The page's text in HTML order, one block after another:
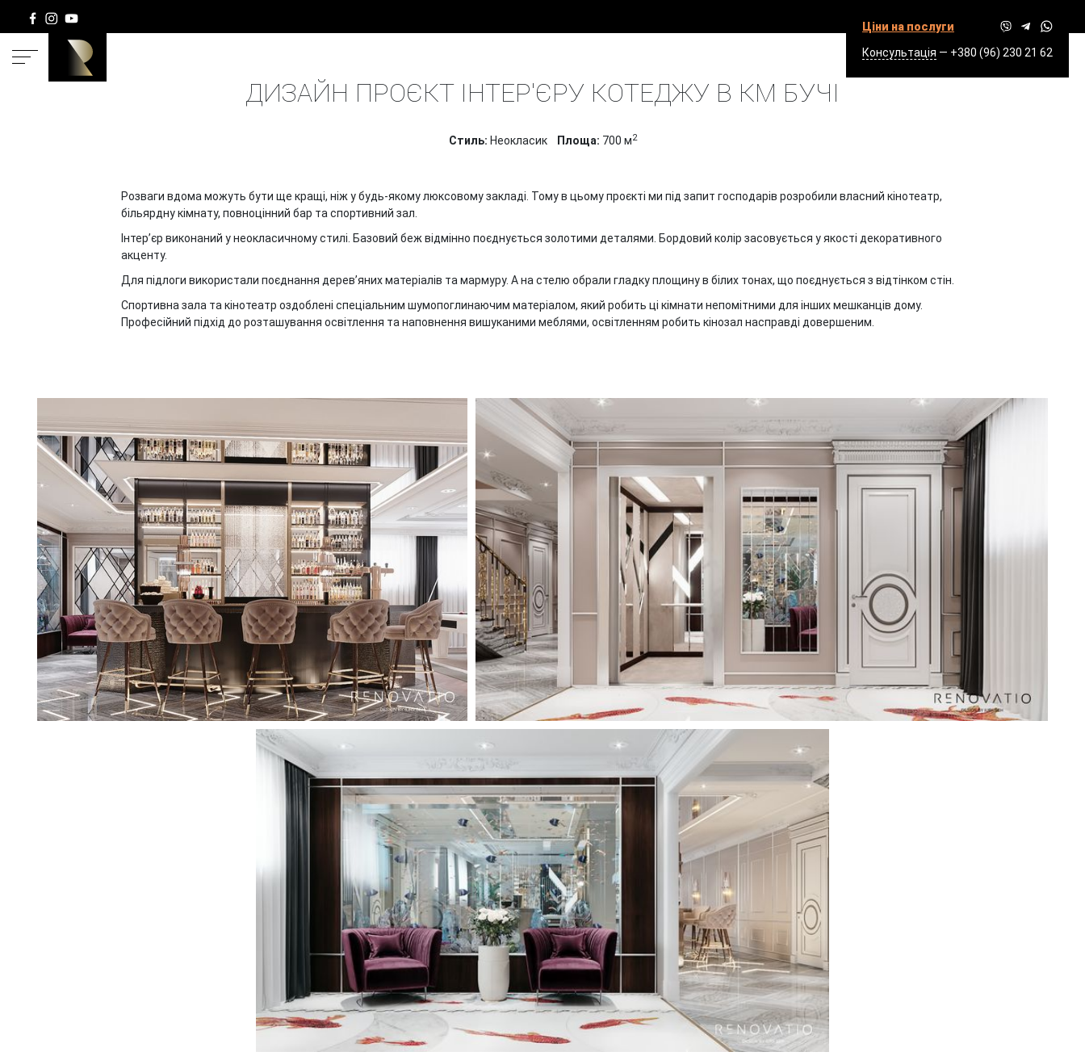
Ціни на послуги
Консультація — +380 (96) 230 21 62
ДИЗАЙН ПРОЄКТ ІНТЕР'ЄРУ КОТЕДЖУ В КМ БУЧІ
Cтиль: Неокласик Площа: 700 м2
Розваги вдома можуть бути ще кращі, ніж у будь-якому люксовому закладі. Тому в цьому проєкті ми під запит господарів розробили власний кінотеатр,
більярдну кімнату, повноцінний бар та спортивний зал.
Інтер’єр виконаний у неокласичному стилі. Базовий беж відмінно поєднується золотими деталями. Бордовий колір засовується у якості декоративного
акценту.
Для підлоги використали поєднання дерев’яних матеріалів та мармуру. А на стелю обрали гладку площину в білих тонах, що поєднується з відтінком стін.
Спортивна зала та кінотеатр оздоблені спеціальним шумопоглинаючим матеріалом, який робить ці кімнати непомітними для інших мешканців дому.
Професійний підхід до розташування освітлення та наповнення вишуканими меблями, освітленням робить кінозал насправді довершеним.